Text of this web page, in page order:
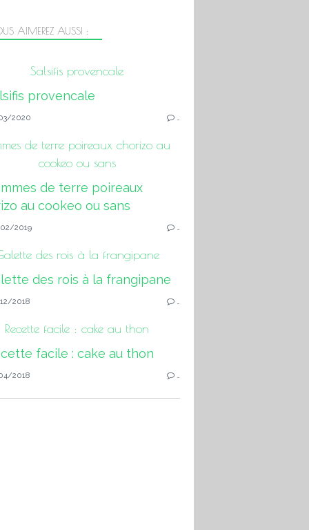
AIMEREZ AUSSI :
Salsifis provencale
2020 …
de terre poireaux chorizo au
cookeo ou sans
2019 …
des rois à la frangipane
2018 …
Recette facile : cake au thon
2018 …